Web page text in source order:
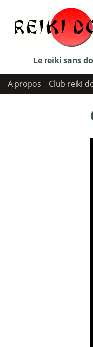
content
Le reiki sans
A propos Club reiki